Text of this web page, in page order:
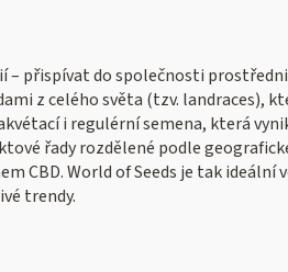
– přispívat do společnosti
z celého světa (tzv. landraces),
i regulérní semena, která
řady rozdělené podle
CBD. World of Seeds je tak
trendy.